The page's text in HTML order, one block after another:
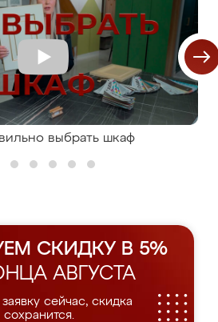
выбрать шкаф
СКИДКУ В 5%
АВГУСТА
сейчас, скидка
сохранится.